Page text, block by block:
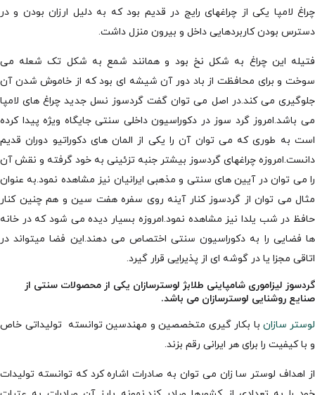
چراغ لامپا یکی از چراغهای رایج در قدیم بود که به دلیل ارزان بودن و در
دسترس بودن کاربردهایی داخل و بیرون منزل داشت.
فتیله این چراغ به شکل نخ بود و همانند شمع به شکل تک شعله می
سوخت و برای محافظت از باد دور آن شیشه ای بود که از خاموش شدن آن
جلوگیری می کند.در اصل می توان گفت گردسوز نسل جدید چراغ های لامپا
می باشد.امروز گرد سوز در دکوراسیون داخلی سنتی جایگاه ویژه پیدا کرده
است به طوری که می توان آن را یکی از المان های دکوراتیو دوران قدیم
دانست.امروزه چراغهای گردسوز بیشتر جنبه تزئینی به خود گرفته و نقش آن
را می توان در آیین های سنتی و مذهبی ایرانیان نیز مشاهده نمود.به عنوان
مثال می توان از گردسوز کنار آینه روی سفره هفت سین و هم چنین کنار
حافظ در شب یلدا نیز مشاهده نمود.امروزه بسیار دیده می شود که در خانه
ها فضایی را به دکوراسیون سنتی اختصاص می دهند.این فضا میتواند در
اتاقی مجزا یا در گوشه ای از پذیرایی قرار گیرد.
گردسوز لیزاموری شامپاینی طلابژ لوسترسازان یکی از محصولات سنتی از
صنایع روشنایی لوسترسازان می باشد.
لوستر سازان با بکار گیری متخصصین و مهندسین توانسته تولیداتی خاص
و با کیفیت را برای هر ایرانی رقم بزند.
از اهداف لوستر سا زان می توان به صادرات اشاره کرد که توانسته تولیدات